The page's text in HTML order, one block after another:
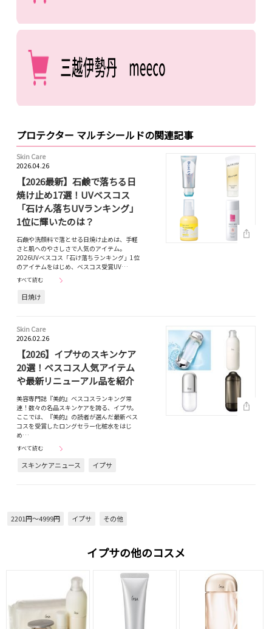
プロテクター マルチシールドの関連記事
Skin Care
2026.04.26
【2026最新】石鹸で落ちる日
焼け止め17選！UVベスコス
「石けん落ちUVランキング」
1位に輝いたのは？
石鹸や洗顔料で落とせる日焼け止めは、手軽
さと肌へのやさしさで人気のアイテム。
2026UVベスコス「石け落ちランキング」1位
のアイテムをはじめ、ベスコス受賞UV…
すべて読む
日焼け
Skin Care
2026.02.26
【2026】イプサのスキンケア
20選！ベスコス人気アイテム
や最新リニューアル品を紹介
美容専門誌『美的』ベスコスランキング常
連！数々の名品スキンケアを誇る、イプサ。
ここでは、『美的』の読者が選んだ最新ベス
コスを受賞したロングセラー化粧水をはじ
め…
すべて読む
スキンケアニュース イプサ
2201円～4999円 イプサ その他
イプサの他のコスメ